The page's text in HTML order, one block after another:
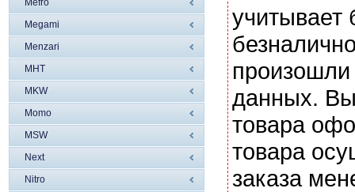
Mefro
Megami
Menzari
MHT
MKW
Momo
MSW
Next
Nitro
учитывает
данных. Вы
товара
товара
заказа